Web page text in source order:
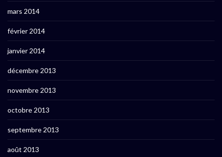
mars 2014
février 2014
janvier 2014
décembre 2013
novembre 2013
octobre 2013
septembre 2013
août 2013